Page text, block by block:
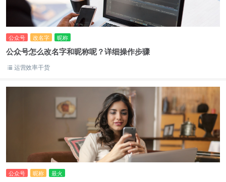
公众号 改名字 昵称
公众号怎么改名字和昵称呢？详细操作步骤
运营效率干货
公众号 昵称 最火